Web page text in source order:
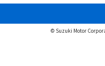
© Suzuki Motor